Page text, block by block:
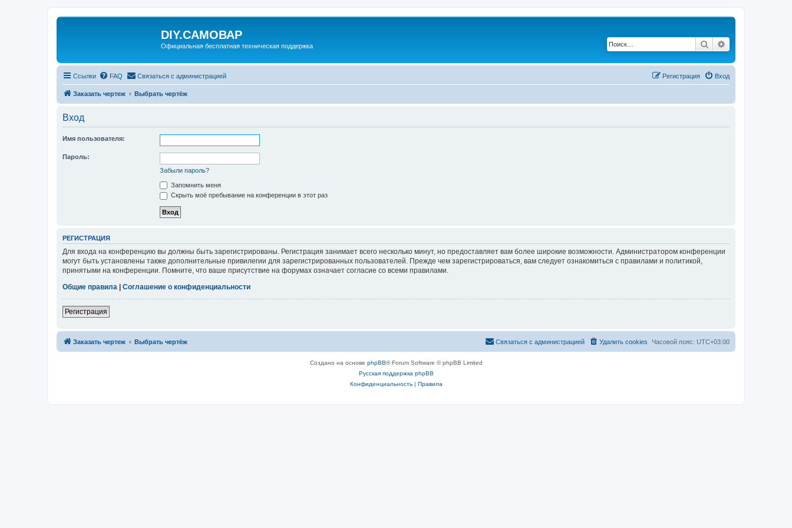
DIY.САМОВАР
Официальная бесплатная техническая поддержка Поиск
Ссылки FAQ Связаться с администрацией Вход
Регистрация
Заказать чертеж Выбрать чертёж
Вход
Имя пользователя:
Пароль:
Забыли пароль?
Запомнить меня
Скрыть моё пребывание на конференции в этот раз
РЕГИСТРАЦИЯ
Для входа на конференцию вы должны быть зарегистрированы. Регистрация занимает всего несколько минут, но предоставляет вам более широкие возможности. Администратором конференции
могут быть установлены также дополнительные привилегии для зарегистрированных пользователей. Прежде чем зарегистрироваться, вам следует ознакомиться с правилами и политикой,
принятыми на конференции. Помните, что ваше присутствие на форумах означает согласие со всеми правилами.
Общие правила
Соглашение о конфиденциальности
Регистрация
Заказать чертеж Выбрать чертёж Часовой пояс: UTC+03:00
Удалить cookies
Связаться с администрацией
Создано на основе phpBB® Forum Software © phpBB Limited
Русская поддержка phpBB
Конфиденциальность| Правила